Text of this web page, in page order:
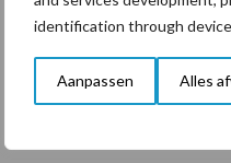
identification through
Aanpassen Alles
Themapagina's
Diergezondheid